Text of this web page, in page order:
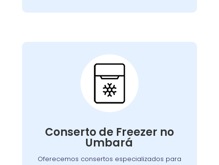
Conserto de Freezer no
Umbará
Oferecemos consertos especializados para
Conserto de Freezer:
Nossos especialistas estão prontos para
ou componentes elétricos, garantindo o
congelamento adequada dos alimentos.